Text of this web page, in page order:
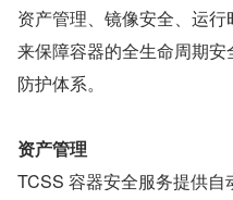
资产管理、镜像安全、运
来保障容器的全生命周期
防护体系。
资产管理
TCSS 容器安全服务提供